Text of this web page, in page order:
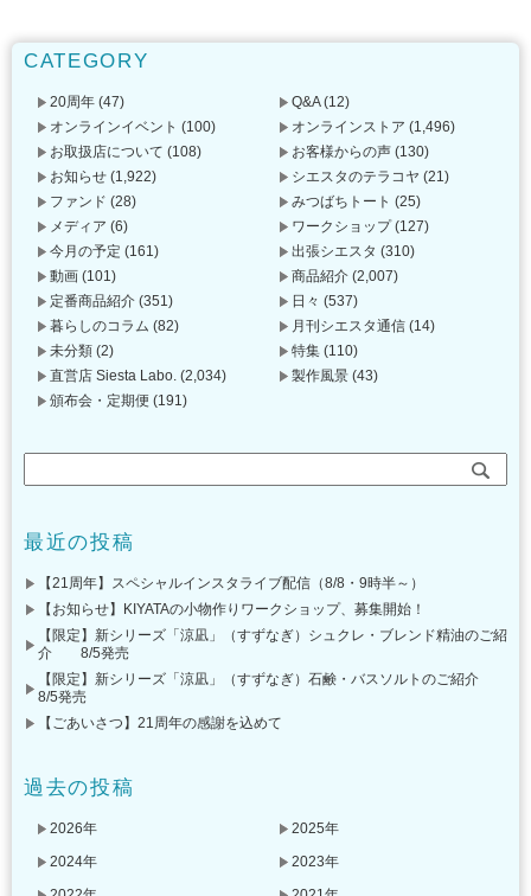
CATEGORY
20周年 (47) Q&A(12)
オンラインイベント (100) オンラインストア (1,496)
お取扱店について (108) お客様からの声 (130)
お知らせ (1,922) シエスタのテラコヤ (21)
ファンド (28) みつばちトート (25)
メディア (6) ワークショップ(127)
今月の予定 (161) 出張シエスタ (310)
動画 (101) 商品紹介 (2,007)
定番商品紹介 (351) 日々 (537)
暮らしのコラム (82) 月刊シエスタ通信 (14)
未分類 (2) 特集 (110)
直営店 Siesta Labo. (2,034) 製作風景 (43)
頒布会・定期便 (191)
最近の投稿
【21周年】スペシャルインスタライブ配信（8/8・9時半～）
【お知らせ】KIYATAの小物作りワークショップ、募集開始！
【限定】新シリーズ「涼凪」（すずなぎ）シュクレ・ブレンド精油のご紹
介 8/5発売
【限定】新シリーズ「涼凪」（すずなぎ）石鹸・バスソルトのご紹介
8/5発売
【ごあいさつ】21周年の感謝を込めて
過去の投稿
2026年
2025年
2024年
2023年